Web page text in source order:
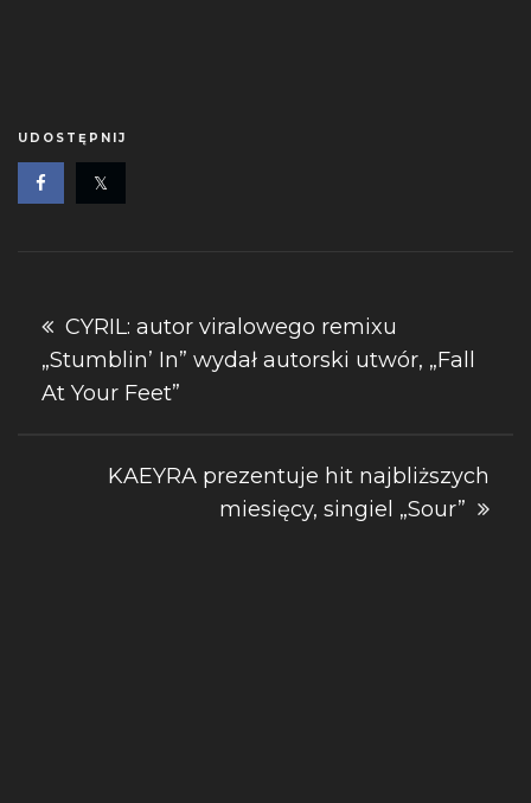
UDOSTĘPNIJ
Nawigacja
wpisu
CYRIL: autor viralowego remixu
„Stumblin’ In” wydał autorski utwór, „Fall
At Your Feet”
KAEYRA prezentuje hit najbliższych
miesięcy, singiel „Sour”